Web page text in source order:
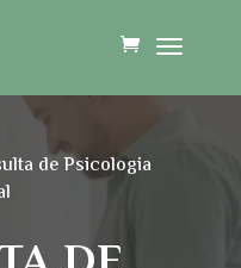
de Psicologia